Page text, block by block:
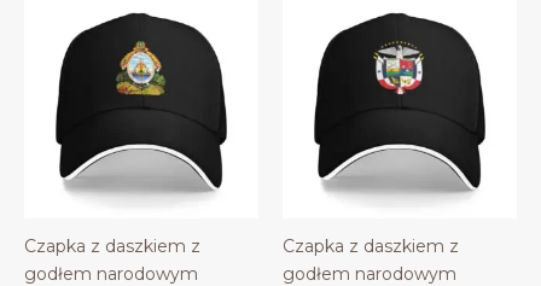
Czapka z daszkiem z
godłem narodowym
Czapka z daszkiem z
godłem narodowym